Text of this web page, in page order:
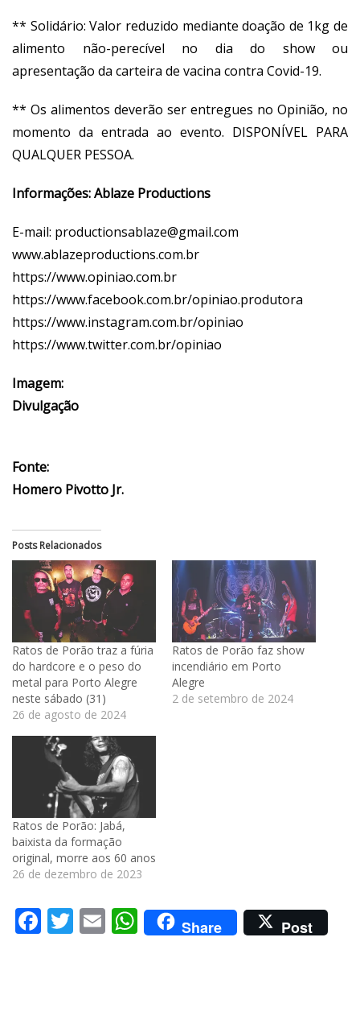
** Solidário: Valor reduzido mediante doação de 1kg de
alimento não-perecível no dia do show ou
apresentação da carteira de vacina contra Covid-19.
** Os alimentos deverão ser entregues no Opinião, no
momento da entrada ao evento. DISPONÍVEL PARA
QUALQUER PESSOA.
Informações: Ablaze Productions
E-mail: productionsablaze@gmail.com
www.ablazeproductions.com.br
https://www.opiniao.com.br
https://www.facebook.com.br/opiniao.produtora
https://www.instagram.com.br/opiniao
https://www.twitter.com.br/opiniao
Imagem:
Divulgação
Fonte:
Homero Pivotto Jr.
Posts Relacionados
Ratos de Porão traz a fúria
do hardcore e o peso do
metal para Porto Alegre
neste sábado (31)
26 de agosto de 2024
Ratos de Porão faz show
incendiário em Porto
Alegre
2 de setembro de 2024
Ratos de Porão: Jabá,
baixista da formação
original, morre aos 60 anos
26 de dezembro de 2023
Facebook
Twitter
EmailWhatsApp
Share Post